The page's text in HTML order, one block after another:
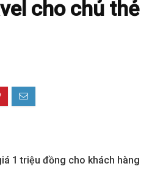
cho chủ thẻ
1 triệu đồng cho khách hàng